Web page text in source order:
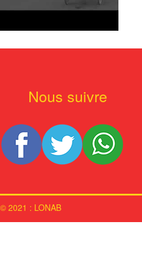
Nous suivre
2021 : LONAB